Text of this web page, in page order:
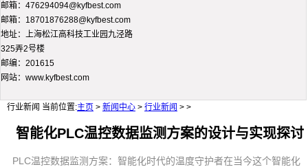
邮箱：476294094@kyfbest.com
邮箱：18701876288@kyfbest.com
地址：上海松江高科技工业园九泾路
325弄2号楼
邮编：201615
网站：www.kyfbest.com
行业新闻 当前位置:主页 > 新闻中心 > 行业新闻 > >
智能化PLC温控数据监测方案的设计与实现探讨
PLC温控数据监测方案：智能化时代的温度守护者在当今这个智能化